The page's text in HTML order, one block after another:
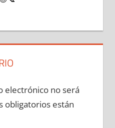
electrónico no será
obligatorios están